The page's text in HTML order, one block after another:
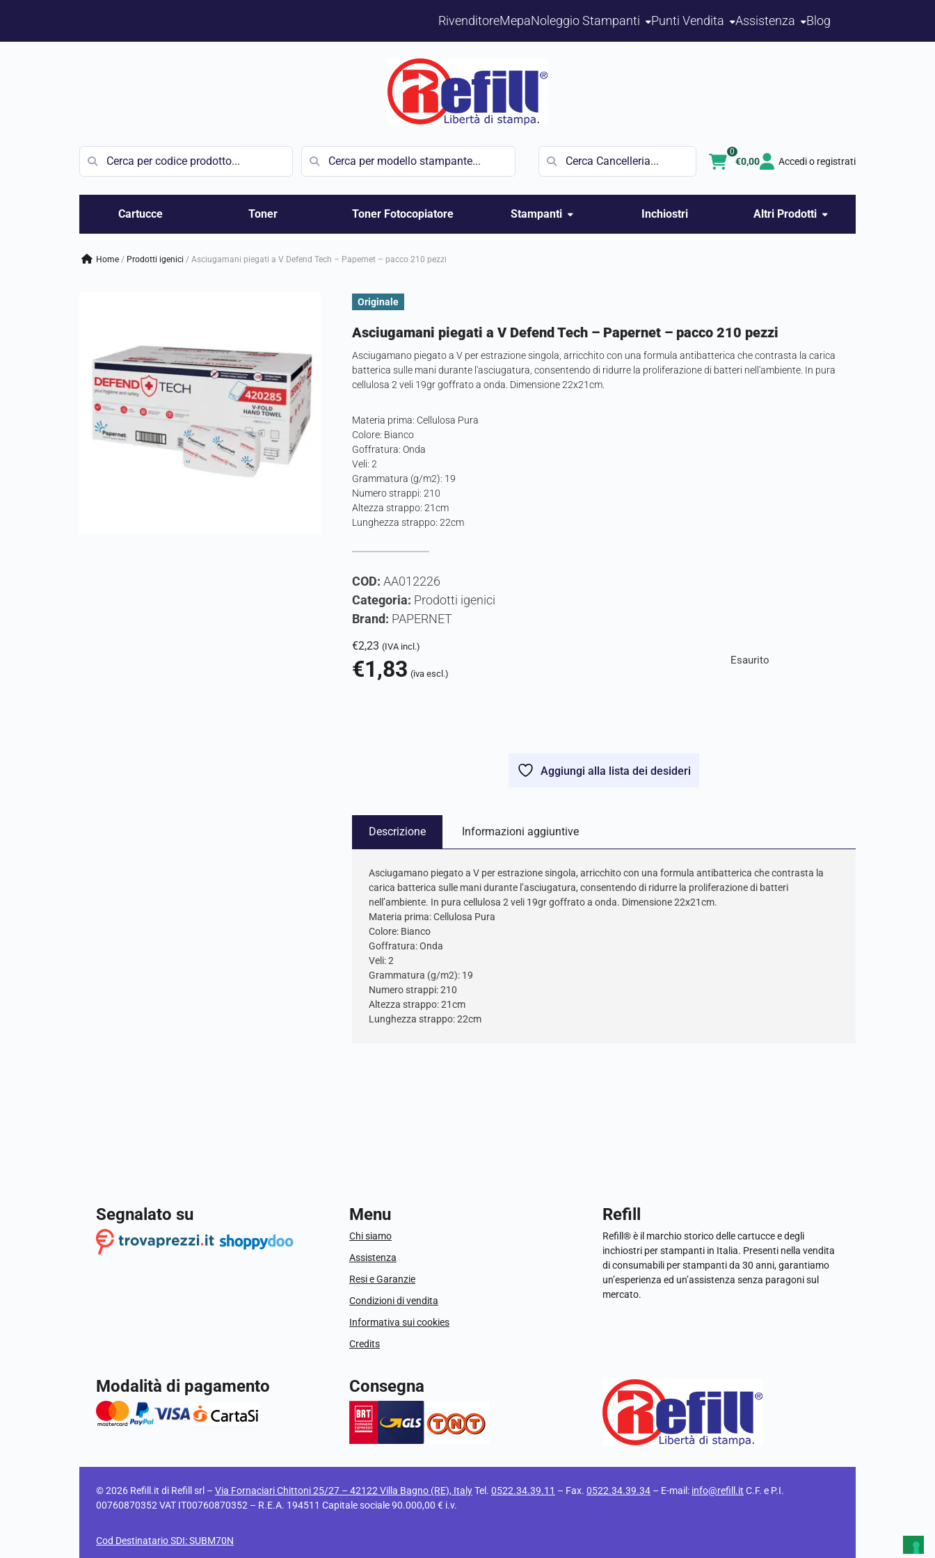
RivenditoreMepaNoleggio Stampanti Punti Vendita Assistenza Blog
Vai
€0,00
0
Accedi o registrati
Cartucce Toner Toner Fotocopiatore Stampanti Inchiostri Altri Prodotti
Home / prodotti igenici / Asciugamani piegati a V Defend Tech – Papernet – pacco 210 pezzi
Originale
Asciugamani piegati a V Defend Tech – Papernet – pacco 210 pezzi
Asciugamano piegato a V per estrazione singola, arricchito con una formula antibatterica che contrasta la carica
batterica sulle mani durante l'asciugatura, consentendo di ridurre la proliferazione di batteri nell'ambiente. In pura
cellulosa 2 veli 19gr goffrato a onda. Dimensione 22x21cm.
Materia prima: Cellulosa Pura
Colore: Bianco
Goffratura: Onda
Veli: 2
Grammatura (g/m2): 19
Numero strappi: 210
Altezza strappo: 21cm
Lunghezza strappo: 22cm
COD:AA012226
Categoria: Prodotti igenici
Brand: PAPERNET
€2,23 (IVA incl.)
€1,83 (iva escl.)
Esaurito
Aggiungi alla lista dei desideri
Descrizione Informazioni aggiuntive
Asciugamano piegato a V per estrazione singola, arricchito con una formula antibatterica che contrasta la
carica batterica sulle mani durante l’asciugatura, consentendo di ridurre la proliferazione di batteri
nell’ambiente. In pura cellulosa 2 veli 19gr goffrato a onda. Dimensione 22x21cm.
Materia prima: Cellulosa Pura
Colore: Bianco
Goffratura: Onda
Veli: 2
Grammatura (g/m2): 19
Numero strappi: 210
Altezza strappo: 21cm
Lunghezza strappo: 22cm
Segnalato su Menu
Chi siamo
Assistenza
Resi e Garanzie
Condizioni di vendita
Informativa sui cookies
Credits
Refill
Refill® è il marchio storico delle cartucce e degli
inchiostri per stampanti in Italia. Presenti nella vendita
di consumabili per stampanti da 30 anni, garantiamo
un’esperienza ed un’assistenza senza paragoni sul
mercato.
Modalità di pagamento Consegna
© 2026 Refill.it di Refill srl – Via Fornaciari Chittoni 25/27 – 42122 Villa Bagno (RE), ItalyTel. 0522.34.39.11 – Fax. 0522.34.39.34 – E-mail: info@refill.it C.F. e P.I.
00760870352 VAT IT00760870352 – R.E.A. 194511 Capitale sociale 90.000,00 € i.v.
Cod Destinatario SDI: SUBM70N